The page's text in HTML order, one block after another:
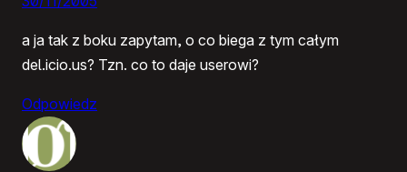
a ja tak z boku zapytam, o co biega z tym całym
del.icio.us? Tzn. co to daje userowi?
Odpowiedz